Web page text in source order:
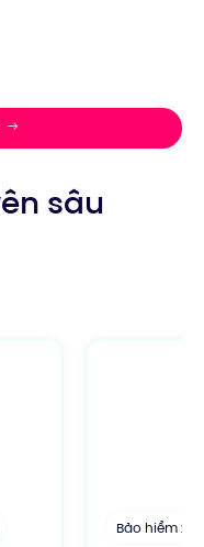
sâu
Bảo hiểm xã